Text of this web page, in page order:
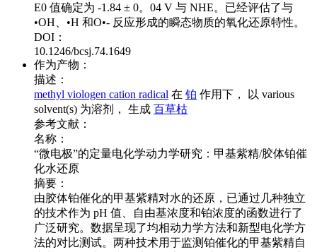
E0 值确定为 -1.84 ± 0。04 V 与 NHE。已经评估了与
•OH、•H 和O•- 反应形成的瞬态物质的氧化还原特性。
DOI：
10.1246/bcsj.74.1649
作为产物：
描述：
methyl viologen cation radical 在 铂 作用下， 以 various
solvent(s) 为溶剂， 生成 百草枯
参考文献：
名称：
“微电极”的定量电化学动力学研究：甲基紫精/胶体铂催
化水还原
摘要：
由胶体铂催化的甲基紫精对水的还原，已通过几种独立
的技术作为 pH 值、自由基浓度和铂浓度的函数进行了
广泛研究。数据呈现了均相动力学方法和新型电化学方
法的对比测试。两种技术用于监测铂催化的甲基紫精自